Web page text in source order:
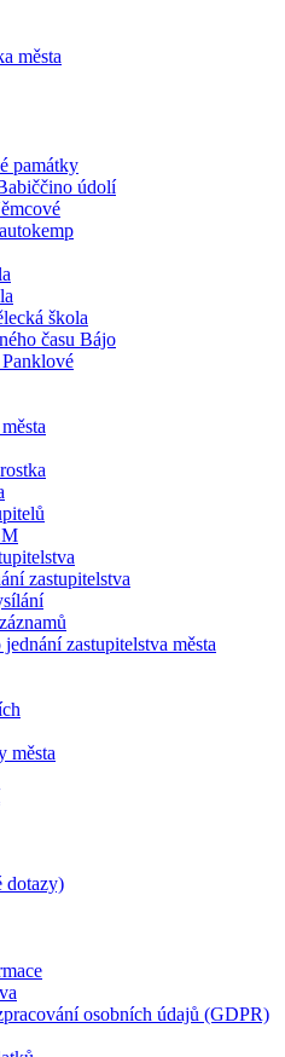
města
památky
údolí
škola
času Bájo
zastupitelstva
zastupitelstva města
města
dotazy)
osobních údajů (GDPR)